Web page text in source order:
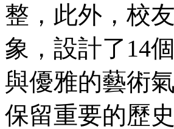
整，此外，校
象，設計了14
與優雅的藝術
保留重要的歷史